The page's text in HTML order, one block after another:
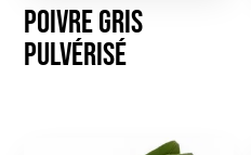
Poivre gris
pulvérisé